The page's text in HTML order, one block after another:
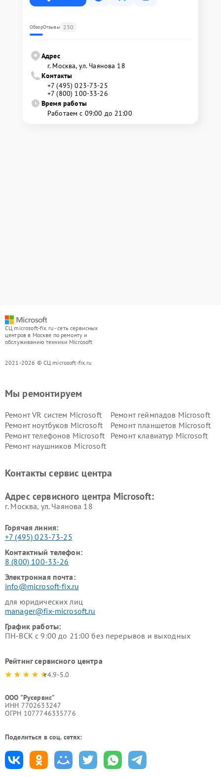
ОбзорОтзывы 230
Адрес
г. Москва, ул. Чаянова 18
Контакты
+7 (495) 023-73-25
+7 (800) 100-33-26
Время работы
Работаем с 09:00 до 21:00
СЦ microsoft-fix.ru - сеть сервисных
центров в Москве по ремонту и
обслуживанию техники Microsoft
2021-2026 © СЦ microsoft-fix.ru
Мы ремонтируем
Ремонт VR систем Microsoft
Ремонт геймпадов Microsoft
Ремонт ноутбуков Microsoft
Ремонт планшетов Microsoft
Ремонт телефонов Microsoft
Ремонт клавиатур Microsoft
Ремонт наушников Microsoft
Контакты сервис центра
Адрес сервисного центра Microsoft:
г. Москва, ул. Чаянова 18
Горячая линия:
+7 (495) 023-73-25
Контактный телефон:
8 (800) 100-33-26
Электронная почта:
info@microsoft-fix.ru
для юридических лиц
manager@fix-microsoft.ru
График работы:
ПН-ВСК с 9:00 до 21:00 без перерывов и выходных
Рейтинг сервисного центра
4.9-5.0
ООО "Русервис"
ИНН 7702633247
ОГРН 1077746335776
Поделиться в соц. сетях: